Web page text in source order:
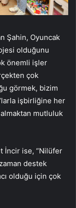
Şahin, Oyuncak
olduğunu
önemli işler
çok
görmek, bizim
işbirliğine her
mutluluk
İncir ise, “Nilüfer
destek
olduğu için çok